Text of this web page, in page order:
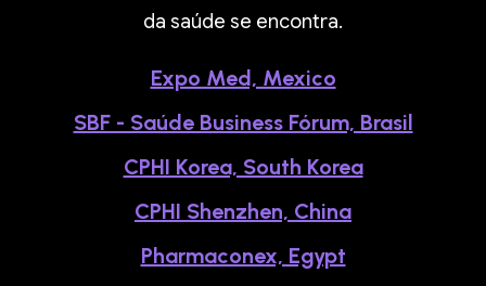
da saúde se encontra.
Expo Med, Mexico
SBF - Saúde Business Fórum, Brasil
CPHI Korea, South Korea
CPHI Shenzhen, China
Pharmaconex, Egypt